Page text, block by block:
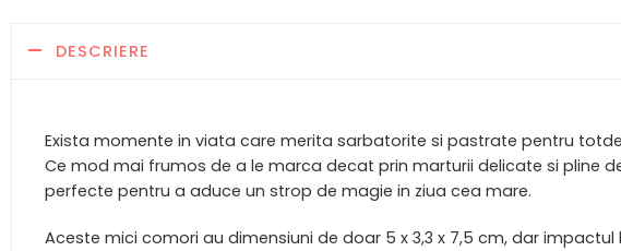
DESCRIERE
Exista momente in viata care merita sarbatorite si pastrate pentru
Ce mod mai frumos de a le marca decat prin marturii delicate si pline
perfecte pentru a aduce un strop de magie in ziua cea mare.
Aceste mici comori au dimensiuni de doar 5 x 3,3 x 7,5 cm, dar impactul